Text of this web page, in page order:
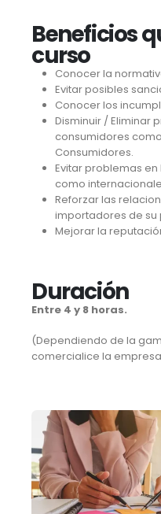
Beneficios
curso
Conocer la
Evitar posibles
Conocer los
Disminuir / Eliminar
consumidores
Consumidores.
Evitar problemas
como
Reforzar las
importadores de su
Mejorar la
Duración
Entre 4 y 8 horas.
(Dependiendo de la
comercialice la